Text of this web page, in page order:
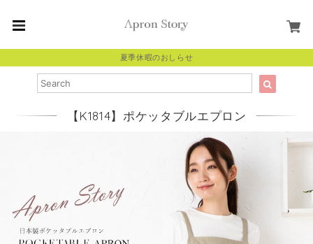
夏季休暇のおしらせ
【K1814】ポケッタブルエプロン